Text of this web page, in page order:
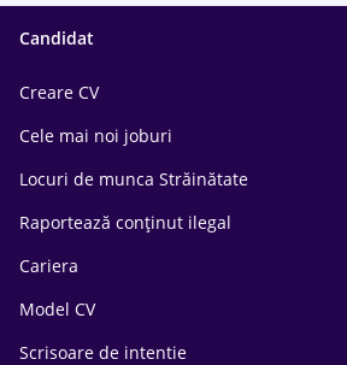
Candidat
Creare CV
Cele mai noi joburi
Locuri de munca Străinătate
Raportează conținut ilegal
Cariera
Model CV
Scrisoare de intentie